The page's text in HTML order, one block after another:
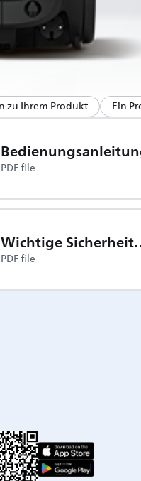
zu Ihrem Produkt Ein
PDF file
Wichtige
PDF file